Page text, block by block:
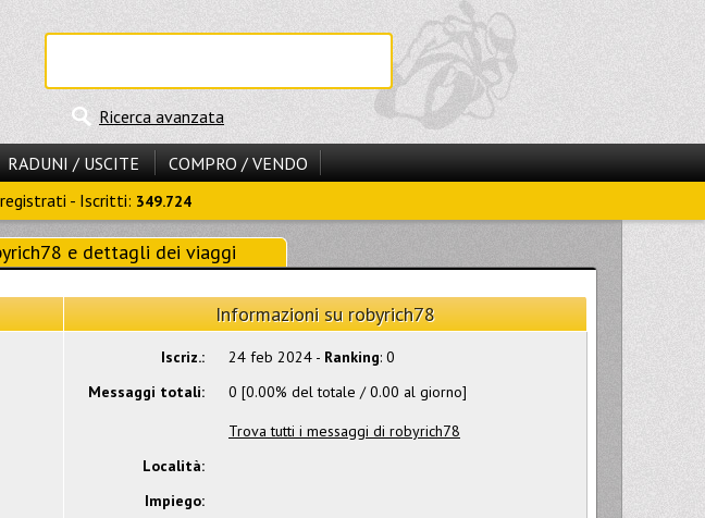
Ricerca avanzata
RADUNI / USCITE
COMPRO / VENDO
registrati - Iscritti: 349.724
e dettagli dei viaggi
Informazioni su robyrich78
Iscriz.: 24 feb 2024 - Ranking: 0
Messaggi totali:
0 [0.00% del totale / 0.00 al giorno]
Trova tutti i messaggi di robyrich78
Località:
Impiego: